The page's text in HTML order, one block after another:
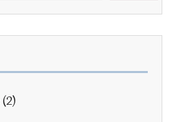
(2)